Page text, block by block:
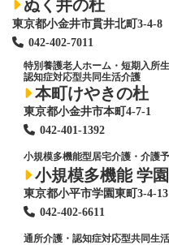
ぬく井の杜
東京都小金井市貫井北町3-4-8
042-402-7011
特別養護老人ホーム ・短期入所
認知症対応型共同生活介護
本町けやきの杜
東京都小金井市本町4-7-1
042-401-1392
小規模多機能型居宅介護・介護
小規模多機能 学
東京都小平市学園東町3-4-13
042-402-6611
通所介護・認知症対応型共同生